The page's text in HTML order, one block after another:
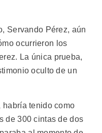
Servando Pérez, aún
ocurrieron los
La única prueba,
oculto de un
habría tenido como
de 300 cintas de dos